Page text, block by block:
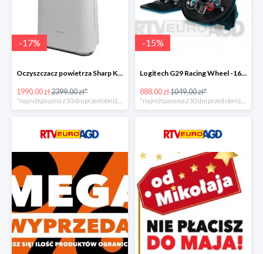
-17%
Oczyszczacz powietrza Sharp KC-D60EUW w super cenie
1990.00 zł2399.00 zł*
*najniższa cena z 30 dni przed obniżką
-15%
Logitech G29 Racing Wheel -16zł
888.00 zł1049.00 zł*
*najniższa cena z 30 dni przed obniżką